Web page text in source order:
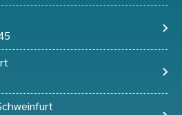
Kundenbewertungen und Erfahrungen zu
DB Autohaus Schweinfurt